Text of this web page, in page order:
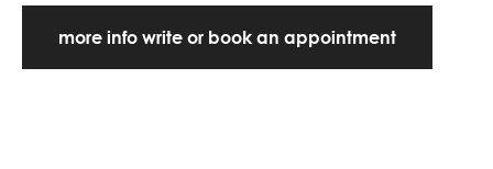
more info write or book an appointment